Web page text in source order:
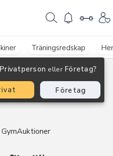
GymAuktioner
Privatperson eller Företag?
Företag
Träningsredskap